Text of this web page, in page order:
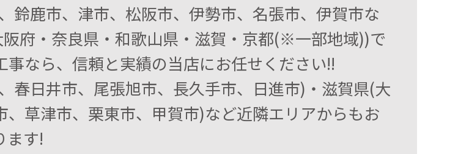
鈴鹿市、津市、松阪市、伊勢市、名張市、伊賀市な
府・奈良県・和歌山県・滋賀・京都(※一部地域))で
事なら、信頼と実績の当店にお任せください!!
春日井市、尾張旭市、長久手市、日進市)・滋賀県(大
、草津市、栗東市、甲賀市)など近隣エリアからもお
ます!